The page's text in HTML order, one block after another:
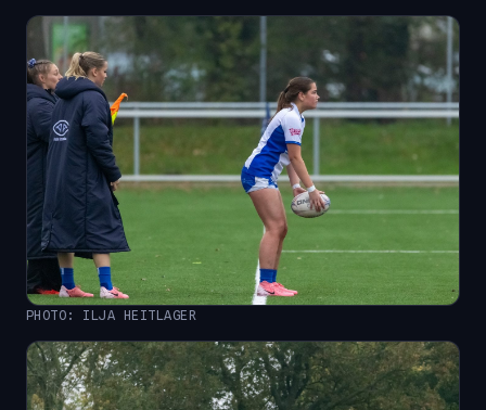
PHOTO: ILJA HEITLAGER